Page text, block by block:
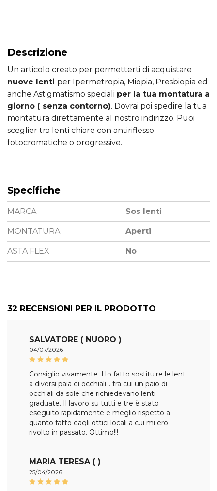
Descrizione
Un articolo creato per permetterti di acquistare
nuove lenti per Ipermetropia, Miopia, Presbiopia ed
anche Astigmatismo speciali per la tua montatura a
giorno ( senza contorno). Dovrai poi spedire la tua
montatura direttamente al nostro indirizzo. Puoi
sceglier tra lenti chiare con antiriflesso,
fotocromatiche o progressive.
Specifiche
MARCA Sos lenti
MONTATURA Aperti
ASTA FLEX No
32 RECENSIONI PER IL PRODOTTO
SALVATORE ( NUORO )
04/07/2026
Consiglio vivamente. Ho fatto sostituire le lenti
a diversi paia di occhiali... tra cui un paio di
occhiali da sole che richiedevano lenti
graduate. Il lavoro su tutti e tre è stato
eseguito rapidamente e meglio rispetto a
quanto fatto dagli ottici locali a cui mi ero
rivolto in passato. Ottimo!!!
MARIA TERESA ( )
25/04/2026